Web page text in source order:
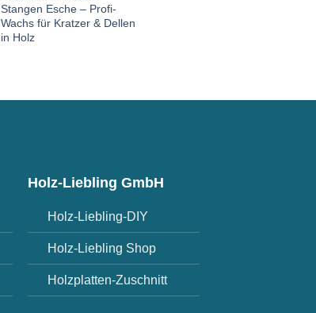
Stangen Esche – Profi-
Wachs für Kratzer & Dellen
in Holz
Holz-Liebling GmbH
Holz-Liebling-DIY
Holz-Liebling Shop
Holzplatten-Zuschnitt